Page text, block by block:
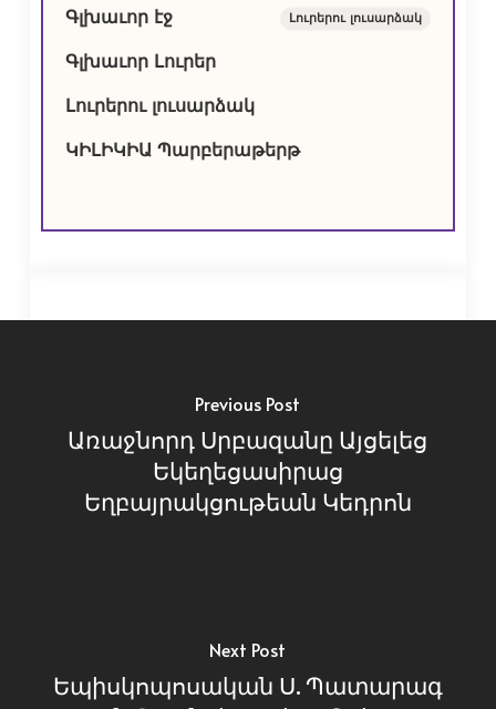
Գլխաւոր էջ Լուրերու լուսարձակ
Գլխաւոր Լուրեր
Լուրերու լուսարձակ
ԿԻԼԻԿԻԱ Պարբերաթերթ
Previous Post
Առաջնորդ Սրբազանը Այցելեց
Եկեղեցասիրաց
Եղբայրակցութեան Կեդրոն
Next Post
Եպիսկոպոսական Ս. Պատարագ